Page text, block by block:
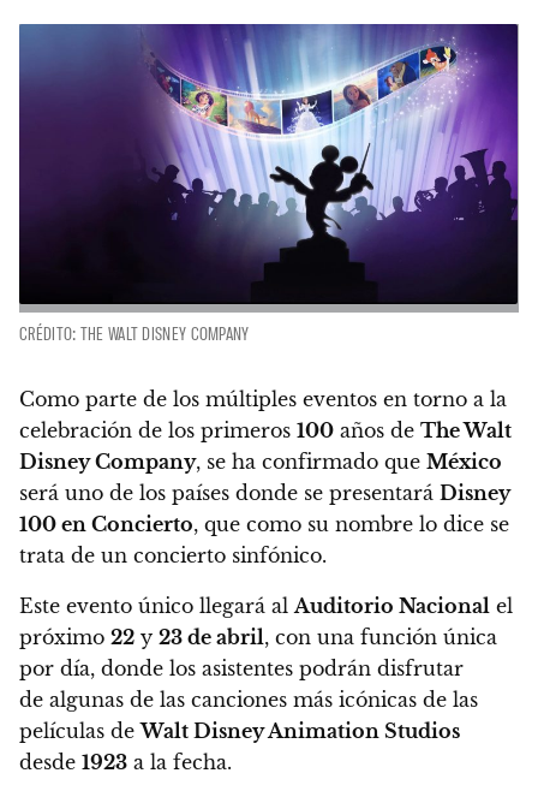
CRÉDITO: THE WALT DISNEY COMPANY
Como parte de los múltiples eventos en torno a la
celebración de los primeros 100 años de The Walt
Disney Company, se ha confirmado que México
será uno de los países donde se presentará Disney
100 en Concierto, que como su nombre lo dice se
trata de un concierto sinfónico.
Este evento único llegará alAuditorio Nacional el
próximo 22 y 23 de abril, con una función única
por día, donde los asistentes podrán disfrutar
de algunas de las canciones más icónicas de las
películas deWalt Disney Animation Studios
desde 1923 a la fecha.